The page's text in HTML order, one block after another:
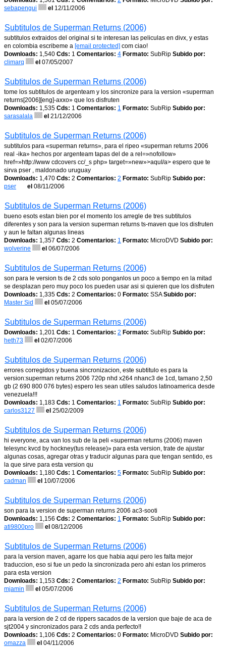
sebapengui
el 12/11/2006
Subtitulos de Superman Returns (2006)
subtitulos extraidos del original si te interesan las peliculas en divx, y estas
en colombia escribeme a [email protected] com ciao!
Downloads: 1,540 Cds: 1 Comentarios: 4 Formato: SubRip Subido por:
climarq
el 07/05/2007
Subtitulos de Superman Returns (2006)
tome los subtitulos de argenteam y los sincronize para la version «superman
returns[2006][eng]-axxo» que los disfruten
Downloads: 1,535 Cds: 1 Comentarios: 1 Formato: SubRip Subido por:
sarasalala
el 21/12/2006
Subtitulos de Superman Returns (2006)
subtitulos para «superman returns», para el ripeo «superman returns 2006
real -ika» hechos por argenteam tapas del de a rel=»nofollow»
href=»http://www cdcovers cc/_s php» target=»new»>aquI/a> espero que te
sirva pser , maldonado uruguay
Downloads: 1,470 Cds: 2 Comentarios: 2 Formato: SubRip Subido por:
pser
el 08/11/2006
Subtitulos de Superman Returns (2006)
bueno esots estan bien por el momento los arregle de tres subtitulos
diferentes y son para la version superman returns ts-maven que los disfruten
y aun le faltan algunas lineas
Downloads: 1,357 Cds: 2 Comentarios: 1 Formato: MicroDVD Subido por:
wolverine
el 06/07/2006
Subtitulos de Superman Returns (2006)
son para le version ts de 2 cds solo ponganlos un poco a tiempo en la mitad
se desplazan pero muy poco los pueden usar asi si quieren que los disfruten
Downloads: 1,335 Cds: 2 Comentarios: 0 Formato: SSASubido por:
Master Sid
el 05/07/2006
Subtitulos de Superman Returns (2006)
Downloads: 1,201 Cds: 1 Comentarios: 2 Formato: SubRip Subido por:
heth73
el 02/07/2006
Subtitulos de Superman Returns (2006)
errores corregidos y buena sincronizacion, este subtitulo es para la
version:superman returns 2006 720p nhd x264 nhanc3 de 1cd, tamano 2,50
gb (2 690 800 076 bytes) espero les sean utiles saludos latinoamerica desde
venezuela!!!
Downloads: 1,183 Cds: 1 Comentarios: 1 Formato: SubRip Subido por:
carlos3127
el 25/02/2009
Subtitulos de Superman Returns (2006)
hi everyone, aca van los sub de la peli «superman returns (2006) maven
telesync kvcd by hockney(tus release)» para esta version, trate de ajustar
algunas cosas, agregar otras y traducir algunas para que tengan sentido, es
la que sirve para esta version qu
Downloads: 1,180 Cds: 1 Comentarios: 5 Formato: SubRip Subido por:
cadman
el 10/07/2006
Subtitulos de Superman Returns (2006)
son para la version de superman returns 2006 ac3-sooti
Downloads: 1,156 Cds: 2 Comentarios: 1 Formato: SubRip Subido por:
ati9800pro
el 08/12/2006
Subtitulos de Superman Returns (2006)
para la version maven, agarre los que habia aqui pero les falta mejor
traduccion, eso si fue un pedo la sincronizada pero ahi estan los primeros
para esta version
Downloads: 1,153 Cds: 2 Comentarios: 2 Formato: SubRip Subido por:
mjamin
el 05/07/2006
Subtitulos de Superman Returns (2006)
para la version de 2 cd de rippers sacados de la version que baje de aca de
sjt2004 y sincronizados para 2 cds anda perfecto!!
Downloads: 1,106 Cds: 2 Comentarios: 0 Formato: MicroDVD Subido por:
omazza
el 04/11/2006